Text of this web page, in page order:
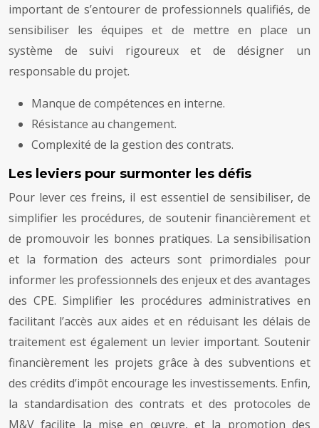
important de s’entourer de professionnels qualifiés, de
sensibiliser les équipes et de mettre en place un
système de suivi rigoureux et de désigner un
responsable du projet.
Manque de compétences en interne.
Résistance au changement.
Complexité de la gestion des contrats.
Les leviers pour surmonter les défis
Pour lever ces freins, il est essentiel de sensibiliser, de
simplifier les procédures, de soutenir financièrement et
de promouvoir les bonnes pratiques. La sensibilisation
et la formation des acteurs sont primordiales pour
informer les professionnels des enjeux et des avantages
des CPE. Simplifier les procédures administratives en
facilitant l’accès aux aides et en réduisant les délais de
traitement est également un levier important. Soutenir
financièrement les projets grâce à des subventions et
des crédits d’impôt encourage les investissements. Enfin,
la standardisation des contrats et des protocoles de
M&V facilite la mise en œuvre, et la promotion des